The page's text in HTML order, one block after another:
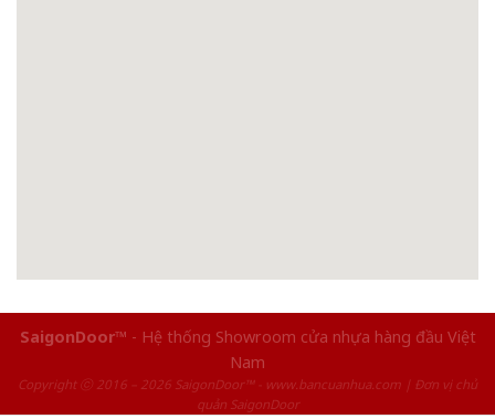
SaigonDoor™ - Hệ thống Showroom cửa nhựa hàng đầu Việt
Nam
Copyright ⓒ 2016 – 2026 SaigonDoor™ - www.bancuanhua.com | Đơn vị chủ
quản SaigonDoor